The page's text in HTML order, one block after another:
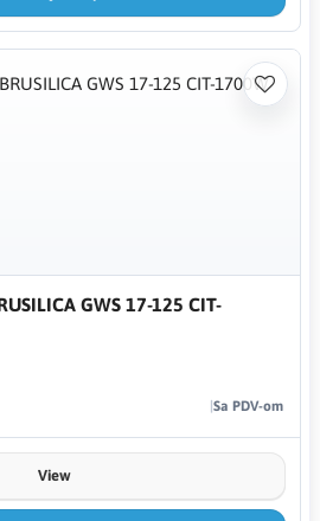
GWS 17-125 CIT-
Sa PDV-om
View